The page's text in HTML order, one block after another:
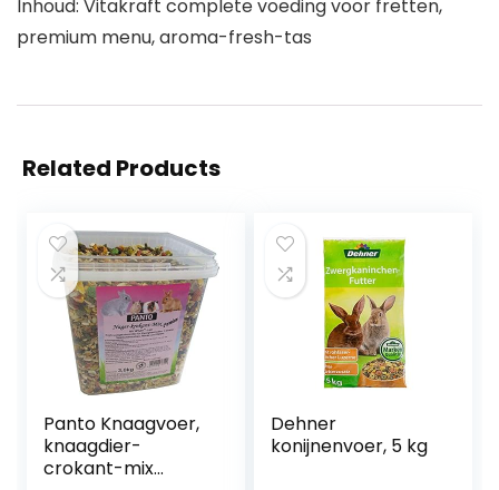
Inhoud: Vitakraft complete voeding voor fretten,
premium menu, aroma-fresh-tas
Related Products
Panto Knaagvoer,
knaagdier-
crokant-mix
Dehner
konijnenvoer, 5 kg